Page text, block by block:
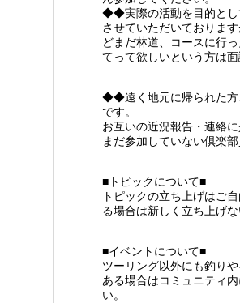
◆◆実際の活動を目的とし
させていただいておりま
どまだ林道、コースに行
てって欲しいという方は
◆◆遠く地元に帰られた方
です。
お互いの近況報告・連絡
まだ参加していない倶楽
■トピックについて■
トピックの立ち上げはご
る場合は新しく立ち上げな
■イベントについて■
ツーリング以外にも釣り
ある場合はコミュニティ
い。